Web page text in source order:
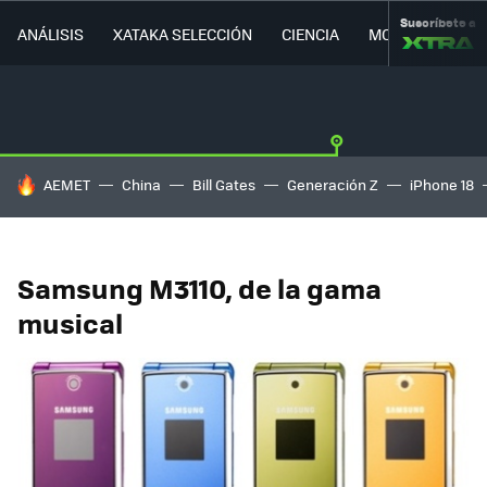
ANÁLISIS XATAKA SELECCIÓN CIENCIA MOVILIDAD
Suscríbete a
HOY SE HABLA DE
AEMET China Bill Gates Generación Z iPhone 18
Samsung M3110, de la gama
musical